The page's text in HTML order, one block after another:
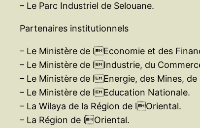
– Le Parc Industriel de Selouane.
Partenaires institutionnels
– Le Ministère de lEconomie et des
– Le Ministère de lIndustrie, du
– Le Ministère de lEnergie, des Mines,
– Le Ministère de lEducation Nationale.
– La Wilaya de la Région de lOriental.
– La Région de lOriental.